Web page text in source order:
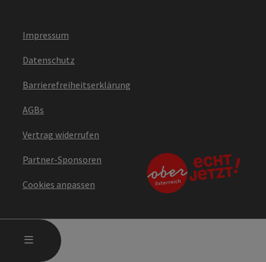
MENÜ
Impressum
Datenschutz
Barrierefreiheitserklärung
AGBs
Vertrag widerrufen
Partner-Sponsoren
Cookies anpassen